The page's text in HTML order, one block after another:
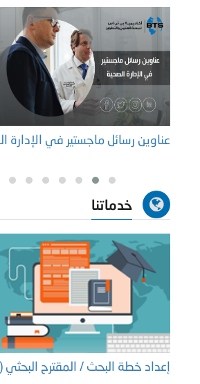
عناوين رسائل ماجستير في الإدارة
خدماتنا
إعداد خطة البحث / المقترح البحثي